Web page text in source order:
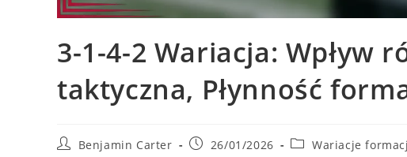
3-1-4-2 Wariacja: Wpływ
taktyczna, Płynność
PostBenjamin Carter
Post26/01/2026
PostWariacje